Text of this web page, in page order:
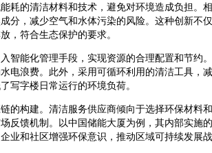
耗的清洁材料和技术，避免对环境造成负担。
分，减少空气和水体污染的风险。这种创新不
，符合生态保护的要求。
智能化管理手段，实现资源的合理配置和节约
电浪费。此外，采用可循环利用的清洁工具，
写字楼日常运行的环境负荷。
的构建。清洁服务供应商倾向于选择环保材料
反馈机制。以中国储能大厦为例，其内部实施
业和社区增强环保意识，推动区域可持续发展战